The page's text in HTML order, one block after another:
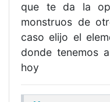
que te da la
monstruos de
caso elijo el
donde tenemos
hoy